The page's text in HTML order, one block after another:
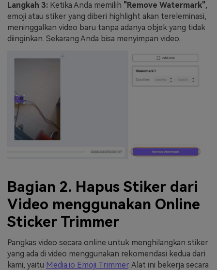
Langkah 3: Ketika Anda memilih "Remove Watermark",
emoji atau stiker yang diberi highlight akan tereleminasi,
meninggalkan video baru tanpa adanya objek yang tidak
diinginkan. Sekarang Anda bisa menyimpan video.
Bagian 2. Hapus Stiker dari
Video menggunakan Online
Sticker Trimmer
Pangkas video secara online untuk menghilangkan stiker
yang ada di video menggunakan rekomendasi kedua dari
kami, yaitu Media.io Emoji Trimmer. Alat ini bekerja secara